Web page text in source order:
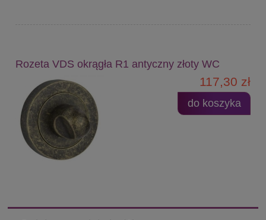
Rozeta VDS okrągła R1 antyczny złoty WC
117,30 zł
do koszyka